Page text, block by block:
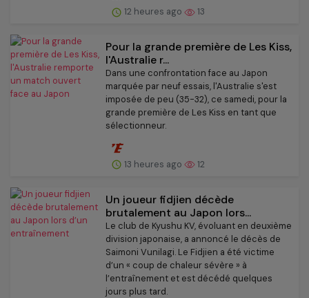
12 heures ago 13
Pour la grande première de Les Kiss,
l'Australie r...
Dans une confrontation face au Japon
marquée par neuf essais, l'Australie s'est
imposée de peu (35-32), ce samedi, pour la
grande première de Les Kiss en tant que
sélectionneur.
13 heures ago 12
Un joueur fidjien décède
brutalement au Japon lors...
Le club de Kyushu KV, évoluant en deuxième
division japonaise, a annoncé le décès de
Saimoni Vunilagi. Le Fidjien a été victime
d’un « coup de chaleur sévère » à
l’entraînement et est décédé quelques
jours plus tard.